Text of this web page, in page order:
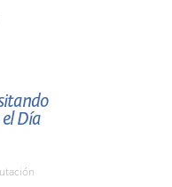
Día